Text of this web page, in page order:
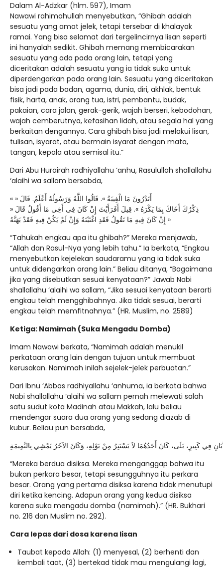
Dalam Al-Adzkar (hlm. 597), Imam
Nawawi rahimahullah menyebutkan, “Ghibah adalah
sesuatu yang amat jelek, tetapi tersebar di khalayak
ramai. Yang bisa selamat dari tergelincirnya lisan seperti
ini hanyalah sedikit. Ghibah memang membicarakan
sesuatu yang ada pada orang lain, tetapi yang
diceritakan adalah sesuatu yang ia tidak suka untuk
diperdengarkan pada orang lain. Sesuatu yang diceritakan
bisa jadi pada badan, agama, dunia, diri, akhlak, bentuk
fisik, harta, anak, orang tua, istri, pembantu, budak,
pakaian, cara jalan, gerak-gerik, wajah berseri, kebodohan,
wajah cemberutnya, kefasihan lidah, atau segala hal yang
berkaitan dengannya. Cara ghibah bisa jadi melakui lisan,
tulisan, isyarat, atau bermain isyarat dengan mata,
tangan, kepala atau semisal itu.”
Dari Abu Hurairah radhiyallahu ‘anhu, Rasulullah shallallahu
‘alaihi wa sallam bersabda,
« أَتَدْرُونَ مَا الْغِيبَةُ ». قَالُوا اللَّهُ وَرَسُولُهُ أَعْلَمُ. قَالَ «
ذِكْرُكَ أَخَاكَ بِمَا يَكْرَهُ ». قِيلَ أَفَرَأَيْتَ إِنْ كَانَ فِى أَخِى مَا أَقُولُ قَالَ «
إِنْ كَانَ فِيهِ مَا تَقُولُ فَقَدِ اغْتَبْتَهُ وَإِنْ لَمْ يَكُنْ فِيهِ فَقَدْ بَهَتَّهُ »
“Tahukah engkau apa itu ghibah?” Mereka menjawab,
“Allah dan Rasul-Nya yang lebih tahu.” Ia berkata, “Engkau
menyebutkan kejelekan saudaramu yang ia tidak suka
untuk didengarkan orang lain.” Beliau ditanya, “Bagaimana
jika yang disebutkan sesuai kenyataan?” Jawab Nabi
shallallahu ‘alaihi wa sallam, “Jika sesuai kenyataan berarti
engkau telah mengghibahnya. Jika tidak sesuai, berarti
engkau telah memfitnahnya.” (HR. Muslim, no. 2589)
Ketiga: Namimah (Suka Mengadu Domba)
Imam Nawawi berkata, “Namimah adalah menukil
perkataan orang lain dengan tujuan untuk membuat
kerusakan. Namimah inilah sejelek-jelek perbuatan.”
Dari Ibnu ‘Abbas radhiyallahu ‘anhuma, ia berkata bahwa
Nabi shallallahu ‘alaihi wa sallam pernah melewati salah
satu sudut kota Madinah atau Makkah, lalu beliau
mendengar suara dua orang yang sedang diazab di
kubur. Beliau pun bersabda,
فِي كَبِيرٍ، بَلَى، كَانَ أَحَدُهُمَا لاَ يَسْتَتِرُ مِنْ بَوْلِهِ، وَكَانَ الآخَرُ يَمْشِي بِالنَّمِيمَةِ
“Mereka berdua disiksa. Mereka menganggap bahwa itu
bukan perkara besar, tetapi sesungguhnya itu perkara
besar. Orang yang pertama disiksa karena tidak menutupi
diri ketika kencing. Adapun orang yang kedua disiksa
karena suka mengadu domba (namimah).” (HR. Bukhari
no. 216 dan Muslim no. 292).
Cara lepas dari dosa karena lisan
Taubat kepada Allah: (1) menyesal, (2) berhenti dan
kembali taat, (3) bertekad tidak mau mengulangi lagi,